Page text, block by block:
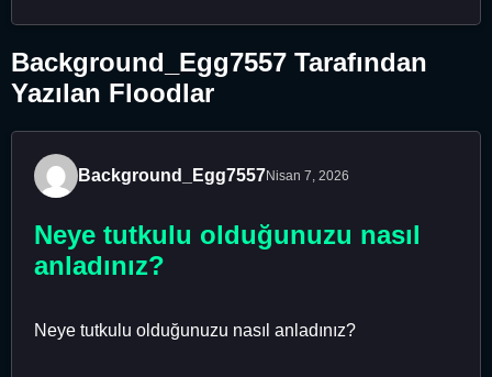
Background_Egg7557 Tarafından
Yazılan Floodlar
Background_Egg7557Nisan 7, 2026
Neye tutkulu olduğunuzu nasıl
anladınız?
Neye tutkulu olduğunuzu nasıl anladınız?